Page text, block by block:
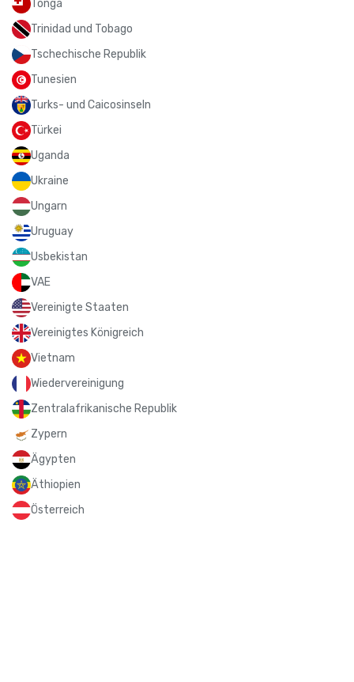
Tonga
Trinidad und Tobago
Tschechische Republik
Tunesien
Turks- und Caicosinseln
Türkei
Uganda
Ukraine
Ungarn
Uruguay
Usbekistan
VAE
Vereinigte Staaten
Vereinigtes Königreich
Vietnam
Wiedervereinigung
Zentralafrikanische Republik
Zypern
Ägypten
Äthiopien
Österreich